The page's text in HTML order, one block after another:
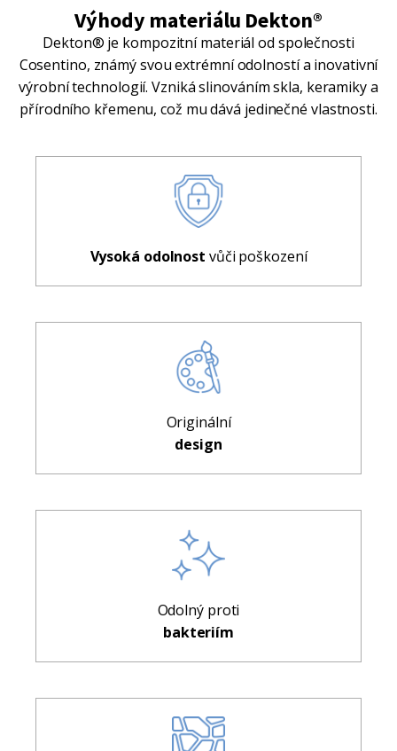
Výhody materiálu Dekton®
Dekton® je kompozitní materiál od společnosti
Cosentino, známý svou extrémní odolností a inovativní
výrobní technologií. Vzniká slinováním skla, keramiky a
přírodního křemenu, což mu dává jedinečné vlastnosti.
Vysoká odolnost vůči poškození
Originální
design
Odolný proti
bakteriím